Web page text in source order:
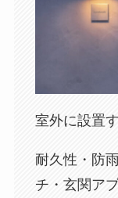
室外に設置
耐久性・防
チ・玄関ア